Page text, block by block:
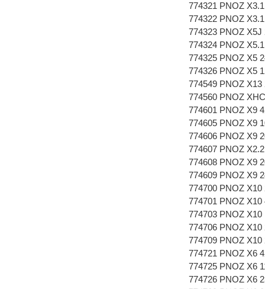
774321 PNOZ
774322 PNOZ
774323 PNOZ X5J
774324 PNOZ
774325 PNOZ X5
774326 PNOZ X5
774549 PNOZ
774560 PNOZ
774601 PNOZ X9
774605 PNOZ X9
774606 PNOZ X9
774607 PNOZ
774608 PNOZ X9
774609 PNOZ X9
774700 PNOZ
774701 PNOZ
774703 PNOZ X10
774706 PNOZ X10
774709 PNOZ
774721 PNOZ X6
774725 PNOZ X6
774726 PNOZ X6